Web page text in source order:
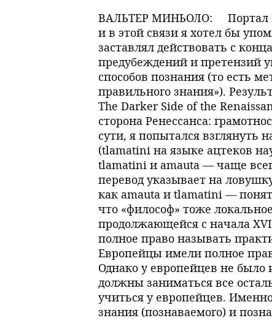
ВАЛЬТЕР МИНЬОЛО:
Портал
и в этой связи я хотел бы
заставлял действовать с
предубеждений и претензий
способов познания (то есть
правильного знания»).
The Darker Side of the
сторона Ренессанса:
сути, я попытался взглянуть
(tlamatini на языке ацтеков
tlamatini и amauta — чаще
перевод указывает на
как amauta и tlamatini —
что «философ» тоже
продолжающейся с начала
полное право называть
Европейцы имели полное
Однако у европейцев не было
должны заниматься все
учиться у европейцев.
знания (познаваемого) и